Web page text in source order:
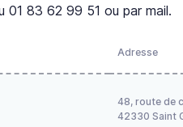
01 83 62 99 51 ou par mail.
Adresse
48, route de
42330 Saint